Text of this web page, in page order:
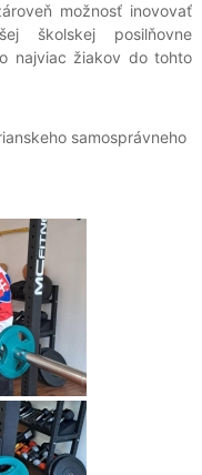
možnosť inovovať
školskej posilňovne
najviac žiakov do tohto
samosprávneho